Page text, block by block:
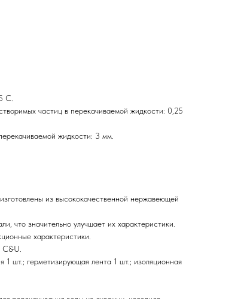
С.
частиц в перекачиваемой жидкости: 0,25
жидкости: 3 мм.
из высококачественной нержавеющей
что значительно улучшает их характеристики.
характеристики.
1 шт.; герметизирующая лента 1 шт.; изоляционная